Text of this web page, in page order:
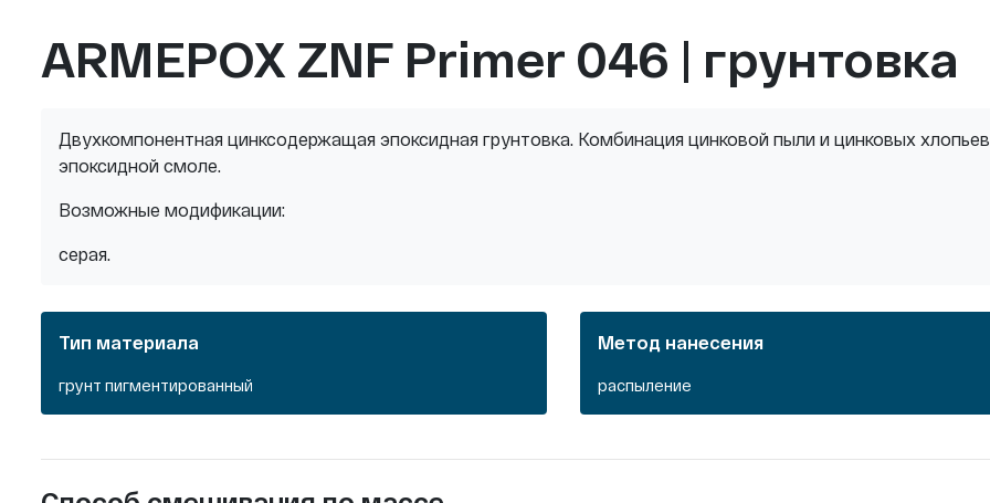
ARMEPOX ZNF Primer 046 | грунтовка
Двухкомпонентная цинксодержащая эпоксидная грунтовка. Комбинация цинковой пыли и цинковых
эпоксидной смоле.
Возможные модификации:
серая.
Тип материала
грунт пигментированный
Метод нанесения
распыление